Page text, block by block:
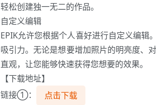
轻松创建独一无二的作品。
自定义编辑
EPIK允许您根据个人喜好进行自定义编辑
吸引力。无论是想要增加照片的明亮度、
直观，让您能够快速获得您想要的效果。
【下载地址】
链接①：
点击下载